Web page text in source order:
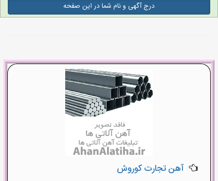
درج آگهی و نام شما در این صفحه
آهن تجارت کوروش